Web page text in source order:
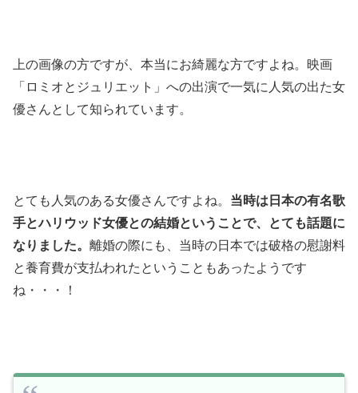
上の画像の方ですが、本当にお綺麗な方ですよね。映画
「ロミオとジュリエット」への出演で一気に人気の出た女
優さんとして知られています。
とても人気のある女優さんですよね。 当時は日本の有名歌
手とハリウッド女優との結婚ということで、とても話題に
なりました。 離婚の際にも、当時の日本では破格の慰謝料
と養育費が支払われたということもあったようです
ね・・・！